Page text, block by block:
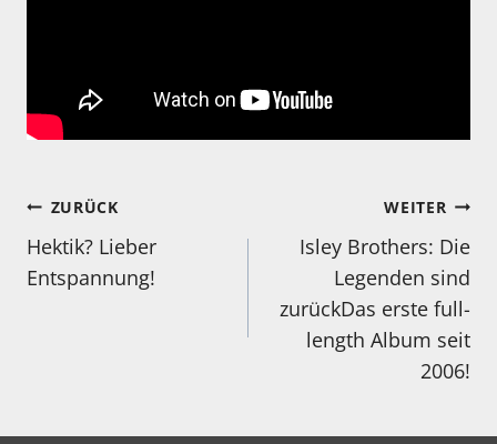
Beitragsnavigation
ZURÜCK
Hektik? Lieber
Entspannung!
WEITER
Isley Brothers: Die
Legenden sind
zurückDas erste full-
length Album seit
2006!